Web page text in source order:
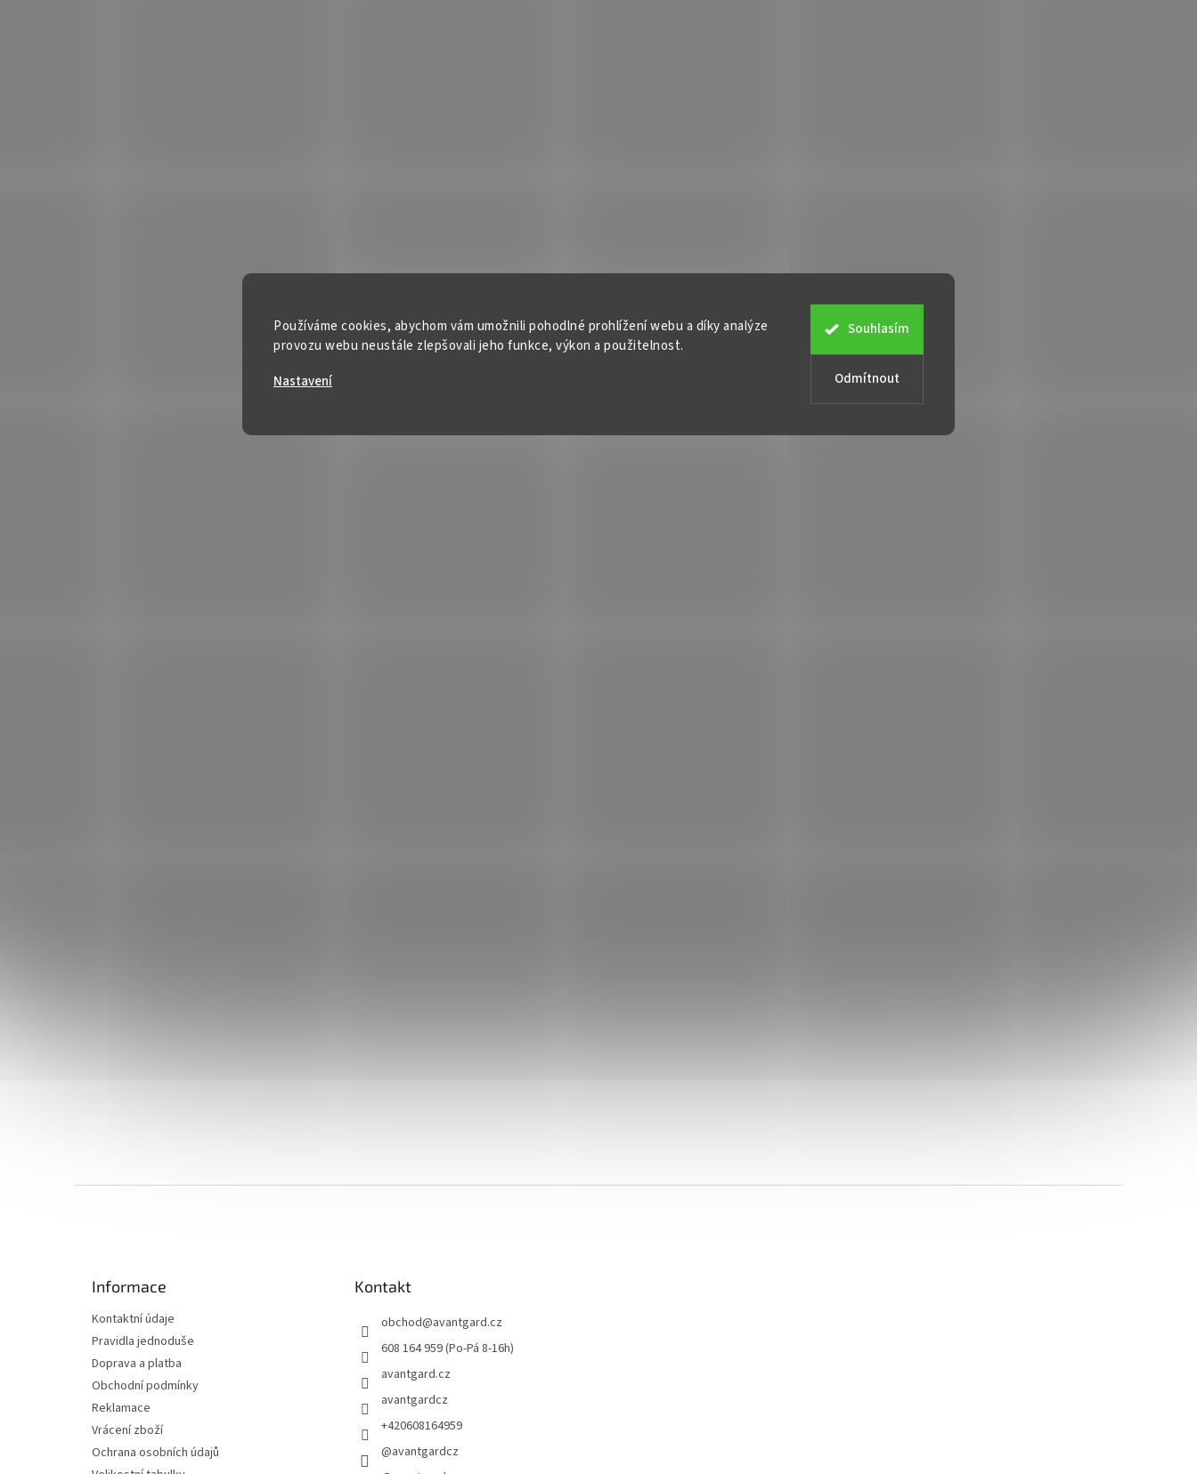
Používáme cookies, abychom vám umožnili pohodlné prohlížení webu a díky analýze
provozu webu neustále zlepšovali jeho funkce, výkon a použitelnost.
Nastavení
Odmítnout
Souhlasím
Informace
Kontaktní údaje
Pravidla jednoduše
Doprava a platba
Obchodní podmínky
Reklamace
Vrácení zboží
Ochrana osobních údajů
Kontakt
obchod@avantgard.cz
608 164 959 (Po-Pá 8-16h)
avantgard.cz
avantgardcz
+420608164959
@avantgardcz